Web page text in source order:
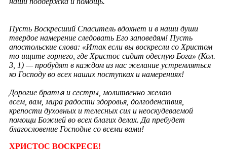
Пусть Воскресший Спаситель вдохнет и в наши души
твердое намерение следовать Его заповедям! Пусть
апостольские слова: «Итак если вы воскресли со Христом
то ищите горнего, где Христос сидит одесную Бога» (Кол.
3, 1) — пробудят в каждом из нас желание устремляться
ко Господу во всех наших поступках и намерениях!
Дорогие братья и сестры, молитвенно желаю
всем, вам, мира радости здоровья, долгоденствия,
крепости духовных и телесных сил и неоскудеваемой
помощи Божией во всех благих делах. Да пребудет
благословение Господне со всеми вами!
ХРИСТОС ВОСКРЕСЕ!